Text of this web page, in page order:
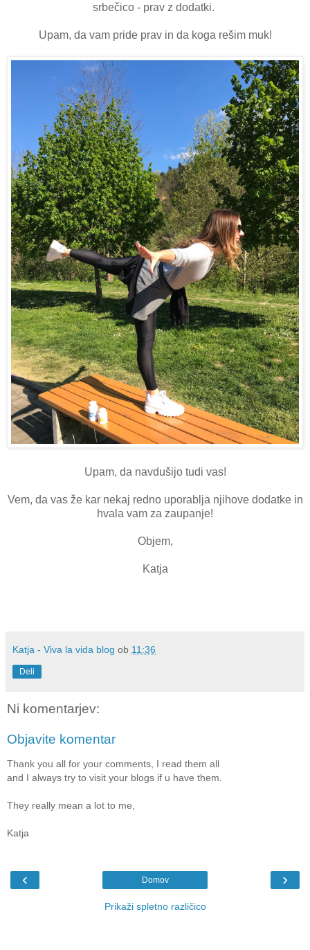
srbečico - prav z dodatki.
Upam, da vam pride prav in da koga rešim muk!
Upam, da navdušijo tudi vas!
Vem, da vas že kar nekaj redno uporablja njihove dodatke in
hvala vam za zaupanje!
Objem,
Katja
Katja - Viva la vida blog ob 11:36
Deli
Ni komentarjev:
Objavite komentar
Thank you all for your comments, I read them all
and I always try to visit your blogs if u have them.
They really mean a lot to me,
Katja
‹ ›
Domov
Prikaži spletno različico